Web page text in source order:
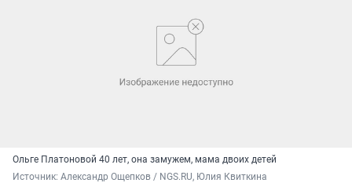
Ольге Платоновой 40 лет, она замужем, мама двоих детей
Источник: Александр Ощепков / NGS.RU, Юлия Квиткина